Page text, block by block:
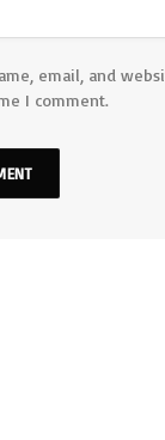
email, and
I comment.